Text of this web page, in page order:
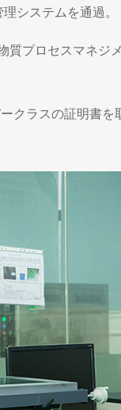
システムを通過。
質プロセスマネジ
クラスの証明書を